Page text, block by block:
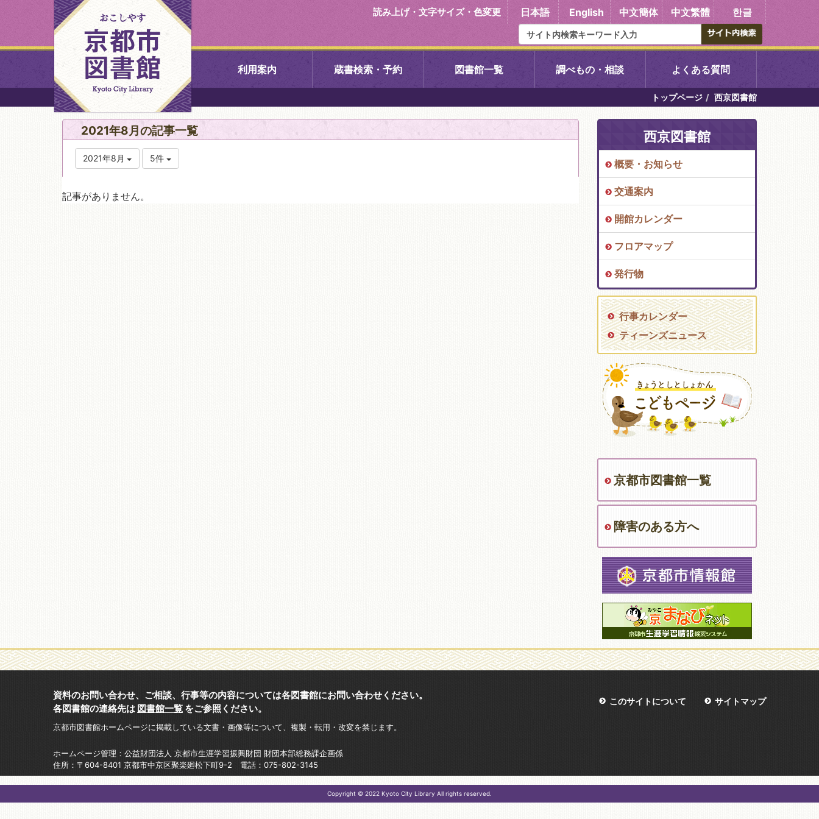
読み上げ・文字サイズ・色変更 日本語 English 中文簡体 中文繁體 한글
利用案内 蔵書検索・予約 図書館一覧
中央図書館 右京中央図書館 伏見中央図書館 醍醐中央図書館
北図書館 左京図書館 岩倉図書館 東山図書館
吉祥院図書館
向島図書館
こどもみらい館子育て図
コミュニティプラザ深草
図書館
調べもの・相談 よくある質問
トップページ 西京図書館
2021年8月の記事一覧
2021年8月 5件
記事がありません。
西京図書館
概要・お知らせ
交通案内
開館カレンダー
フロアマップ
発行物
行事カレンダー
ティーンズニュース
京都市図書館一覧
障害のある方へ
このサイトについて サイトマップ
資料のお問い合わせ、ご相談、行事等の内容については各図書館にお問い合わせください。
各図書館の連絡先は 図書館一覧 をご参照ください。
京都市図書館ホームページに掲載している文書・画像等について、複製・転用・改変を禁じます。
ホームページ管理：公益財団法人 京都市生涯学習振興財団 財団本部総務課企画係
住所：〒604-8401 京都市中京区聚楽廻松下町9-2 電話：075-802-3145
Copyright © 2022 Kyoto City Library All rights reserved.